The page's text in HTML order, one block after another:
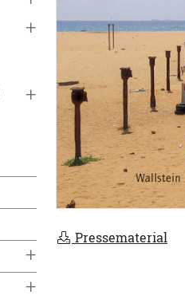
+
+
+
+
Pressematerial